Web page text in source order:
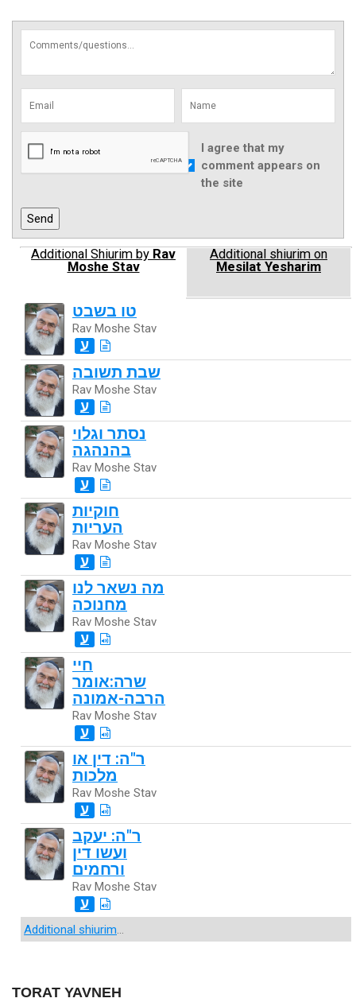
TORAT YAVNEH
I agree that my
comment appears on
the site
Additional Shiurim by Rav
Moshe Stav
Additional shiurim on
Mesilat Yesharim
טו בשבט
Rav Moshe Stav
ע
שבת תשובה
Rav Moshe Stav
ע
נסתר וגלוי
בהנהגה
Rav Moshe Stav
ע
חוקיות
העריות
Rav Moshe Stav
ע
מה נשאר לנו
מחנוכה
Rav Moshe Stav
ע
חיי
שרה:אומר
הרבה-אמונה
Rav Moshe Stav
ע
ר"ה: דין או
מלכות
Rav Moshe Stav
ע
ר"ה: יעקב
ועשו דין
ורחמים
Rav Moshe Stav
ע
Additional shiurim...